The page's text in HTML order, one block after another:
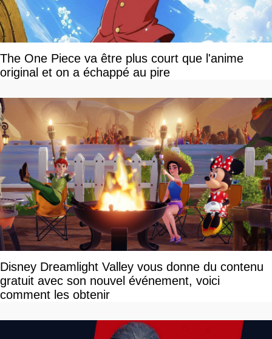
The One Piece va être plus court que l'anime
original et on a échappé au pire
Disney Dreamlight Valley vous donne du contenu
gratuit avec son nouvel événement, voici
comment les obtenir